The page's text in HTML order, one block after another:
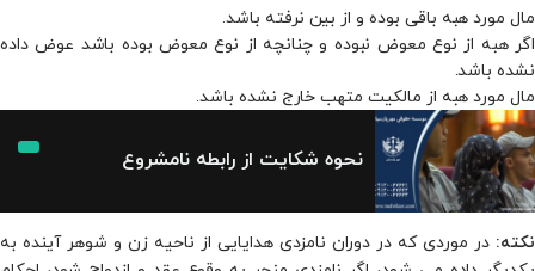
مال مورد هبه باقى بوده و از بین نرفته باشد.
اگر هبه از نوع معوض نبوده و چنانچه از نوع معوض بوده باشد عوض داده
نشده باشد.
مال مورد هبه از مالکیت متهب خارج نشده باشد.
نحوه شکایت از رابطه نامشروع
نکته: در موردی که در دوران نامزدی هدایایی از ناحیه زن و شوهر آینده به